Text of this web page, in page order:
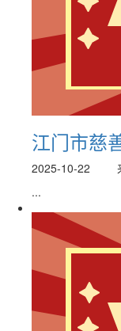
江门市慈
2025-10-22
...